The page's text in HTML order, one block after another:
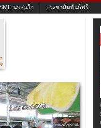
น่าสนใจ ประชาสัมพันธ์ฟรี